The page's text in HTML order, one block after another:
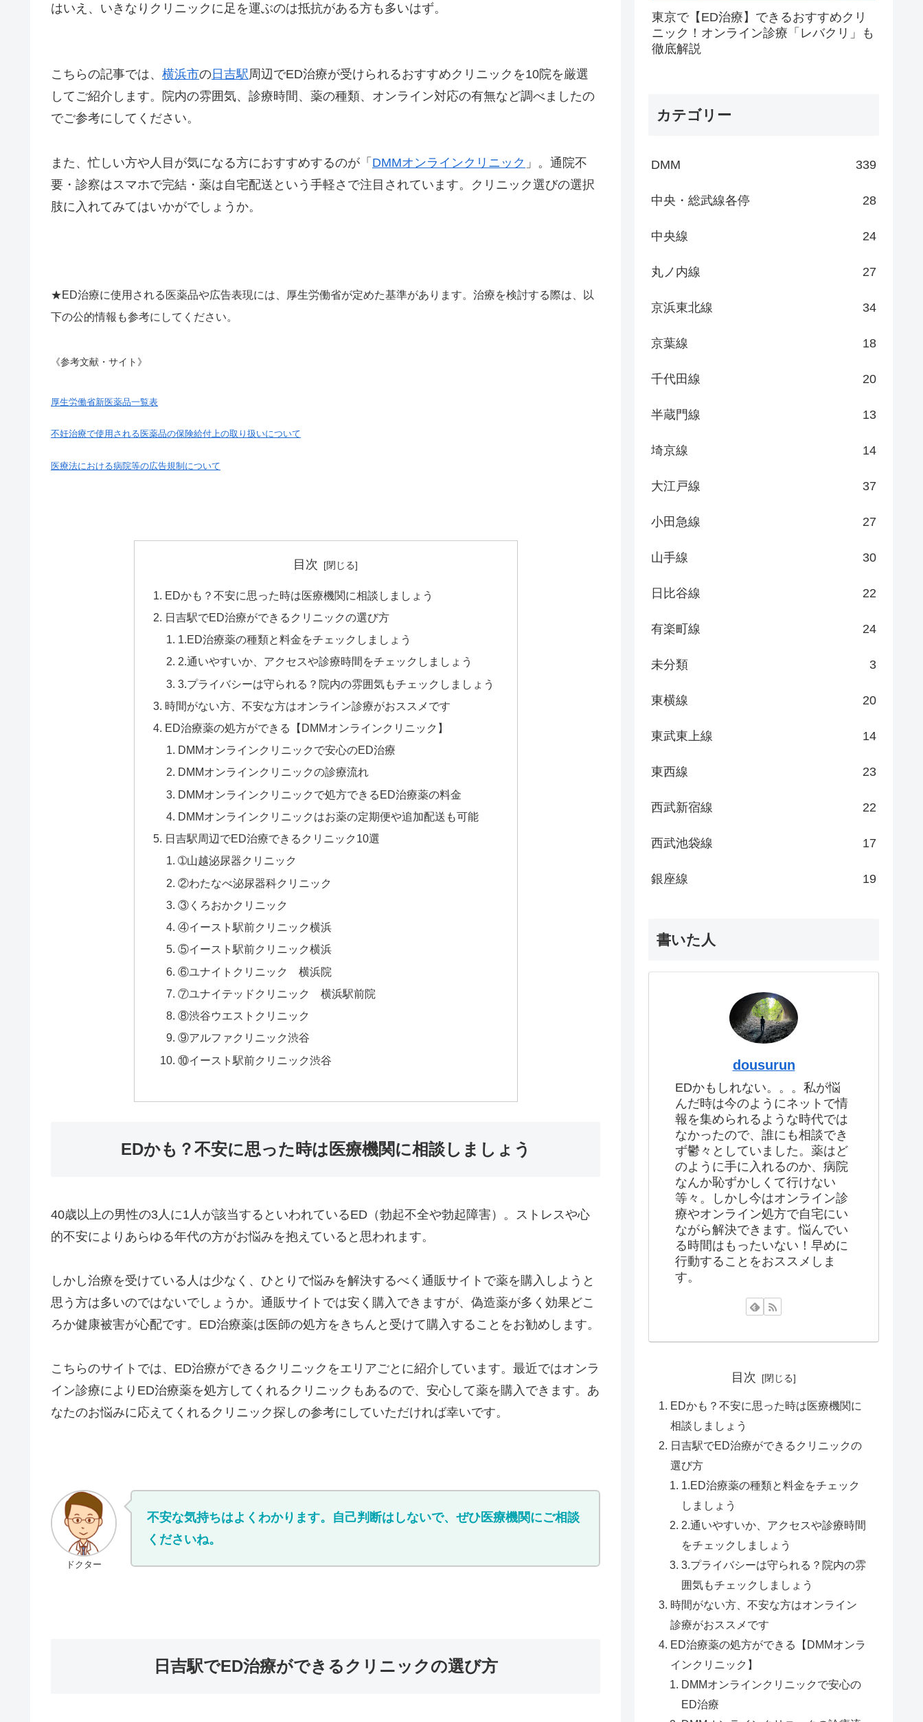
はいえ、いきなりクリニックに足を運ぶのは抵抗がある方も多いはず。
こちらの記事では、 横浜市の 日吉駅周辺でED治療が受けられるおすすめクリニックを10院を厳選
してご紹介します。院内の雰囲気、診療時間、薬の種類、オンライン対応の有無など調べましたの
でご参考にしてください。
また、忙しい方や人目が気になる方におすすめするのが「 DMMオンラインクリニック 」。通院不
要・診察はスマホで完結・薬は自宅配送という手軽さで注目されています。クリニック選びの選択
肢に入れてみてはいかがでしょうか。
★ED治療に使用される医薬品や広告表現には、厚生労働省が定めた基準があります。治療を検討する際は、以
下の公的情報も参考にしてください。
《参考文献・サイト》
厚生労働省新医薬品一覧表
不妊治療で使用される医薬品の保険給付上の取り扱いについて
医療法における病院等の広告規制について
目次
EDかも？不安に思った時は医療機関に相談しましょう
日吉駅でED治療ができるクリニックの選び方
1.ED治療薬の種類と料金をチェックしましょう
2.通いやすいか、アクセスや診療時間をチェックしましょう
3.プライバシーは守られる？院内の雰囲気もチェックしましょう
時間がない方、不安な方はオンライン診療がおススメです
ED治療薬の処方ができる【DMMオンラインクリニック】
DMMオンラインクリニックで安心のED治療
DMMオンラインクリニックの診療流れ
DMMオンラインクリニックで処方できるED治療薬の料金
DMMオンラインクリニックはお薬の定期便や追加配送も可能
日吉駅周辺でED治療できるクリニック10選
➀山越泌尿器クリニック
②わたなべ泌尿器科クリニック
③くろおかクリニック
④イースト駅前クリニック横浜
⑤イースト駅前クリニック横浜
⑥ユナイトクリニック 横浜院
⑦ユナイテッドクリニック 横浜駅前院
⑧渋谷ウエストクリニック
⑨アルファクリニック渋谷
⑩イースト駅前クリニック渋谷
EDかも？不安に思った時は医療機関に相談しましょう
40歳以上の男性の3人に1人が該当するといわれているED（勃起不全や勃起障害）。ストレスや心
的不安によりあらゆる年代の方がお悩みを抱えていると思われます。
しかし治療を受けている人は少なく、ひとりで悩みを解決するべく通販サイトで薬を購入しようと
思う方は多いのではないでしょうか。通販サイトでは安く購入できますが、偽造薬が多く効果どこ
ろか健康被害が心配です。ED治療薬は医師の処方をきちんと受けて購入することをお勧めします。
こちらのサイトでは、ED治療ができるクリニックをエリアごとに紹介しています。最近ではオンラ
イン診療によりED治療薬を処方してくれるクリニックもあるので、安心して薬を購入できます。あ
なたのお悩みに応えてくれるクリニック探しの参考にしていただければ幸いです。
ドクター
不安な気持ちはよくわかります。自己判断はしないで、ぜひ医療機関にご相談
くださいね。
日吉駅でED治療ができるクリニックの選び方
東京で【ED治療】できるおすすめクリ
ニック！オンライン診療「レバクリ」も
徹底解説
カテゴリー
DMM 339
中央・総武線各停 28
中央線 24
丸ノ内線 27
京浜東北線 34
京葉線 18
千代田線 20
半蔵門線 13
埼京線 14
大江戸線 37
小田急線 27
山手線 30
日比谷線 22
有楽町線 24
未分類 3
東横線 20
東武東上線 14
東西線 23
西武新宿線 22
西武池袋線 17
銀座線 19
書いた人
dousurun
EDかもしれない。。。私が悩
んだ時は今のようにネットで情
報を集められるような時代では
なかったので、誰にも相談でき
ず鬱々としていました。薬はど
のように手に入れるのか、病院
なんか恥ずかしくて行けない
等々。しかし今はオンライン診
療やオンライン処方で自宅にい
ながら解決できます。悩んでい
る時間はもったいない！早めに
行動することをおススメしま
す。
目次
EDかも？不安に思った時は医療機関に
相談しましょう
日吉駅でED治療ができるクリニックの
選び方
1.ED治療薬の種類と料金をチェック
しましょう
2.通いやすいか、アクセスや診療時間
をチェックしましょう
3.プライバシーは守られる？院内の雰
囲気もチェックしましょう
時間がない方、不安な方はオンライン
診療がおススメです
ED治療薬の処方ができる【DMMオンラ
インクリニック】
DMMオンラインクリニックで安心の
ED治療